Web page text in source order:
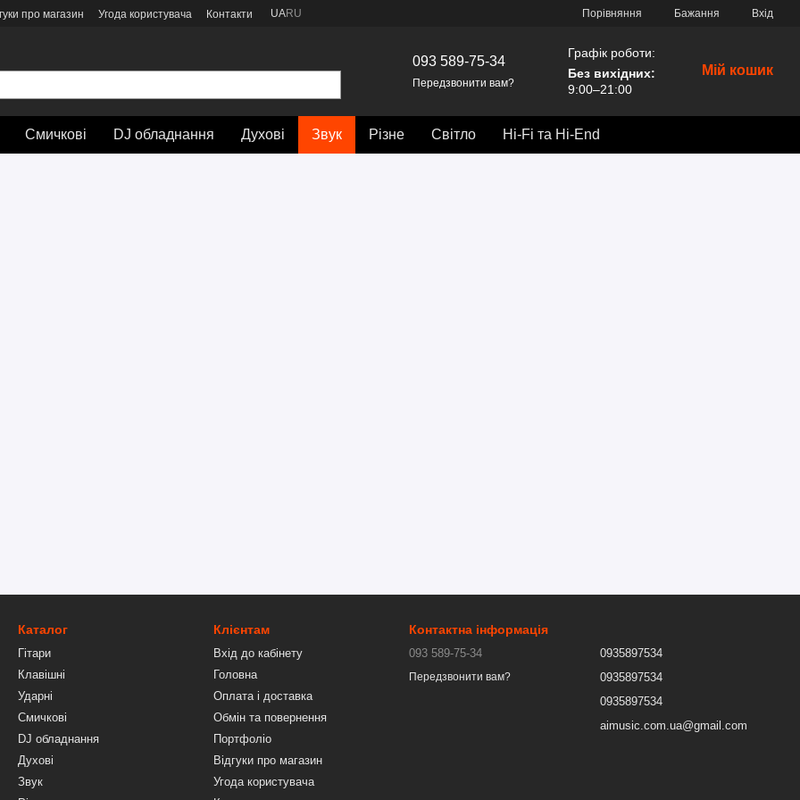
про магазин Угода користувача Контакти UARU Порівняння Бажання Вхід
093 589-75-34
Передзвонити вам?
Графік роботи:
Без вихідних:
9:00–21:00
Мій кошик
Смичкові DJ обладнання Духові Звук Різне Світло Hi-Fi та Hi-End
Каталог
Гітари
Клавішні
Ударні
Смичкові
DJ обладнання
Духові
Звук
Клієнтам
Вхід до кабінету
Головна
Оплата і доставка
Обмін та повернення
Портфоліо
Відгуки про магазин
Угода користувача
Контактна інформація
093 589-75-34
Передзвонити вам?
0935897534
0935897534
0935897534
aimusic.com.ua@gmail.com